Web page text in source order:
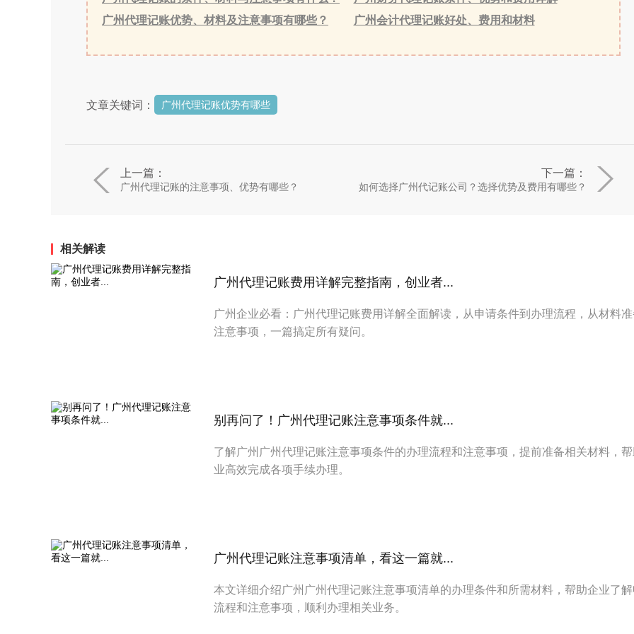
广州代理记账优势、材料及注意事项有哪些？
广州会计代理记账好处、费用和材料
文章关键词： 广州代理记账优势有哪些
上一篇：
广州代理记账的注意事项、优势有哪些？
下一篇：
如何选择广州代记账公司？选择优势及费用有哪些？
相关解读
广州代理记账费用详解完整指南，创业者...
广州企业必看：广州代理记账费用详解全面解读，从申请条件到办理流程，从材料
注意事项，一篇搞定所有疑问。
别再问了！广州代理记账注意事项条件就...
了解广州广州代理记账注意事项条件的办理流程和注意事项，提前准备相关材料，
业高效完成各项手续办理。
广州代理记账注意事项清单，看这一篇就...
本文详细介绍广州广州代理记账注意事项清单的办理条件和所需材料，帮助企业了
流程和注意事项，顺利办理相关业务。